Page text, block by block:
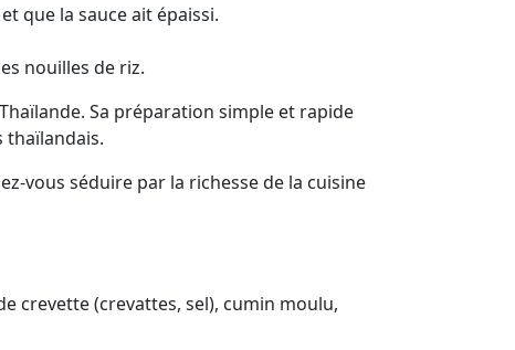
que la sauce ait épaissi.
nouilles de riz.
Sa préparation simple et rapide
thaïlandais.
vous séduire par la richesse de la cuisine
crevette (crevattes, sel), cumin moulu,